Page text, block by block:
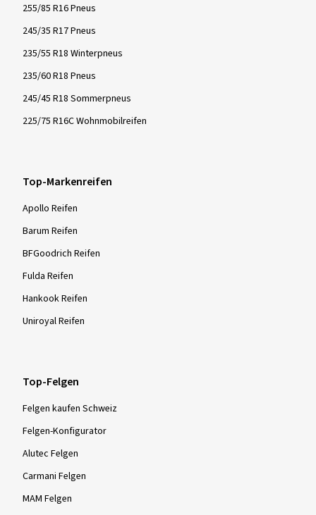
255/85 R16 Pneus
245/35 R17 Pneus
235/55 R18 Winterpneus
235/60 R18 Pneus
245/45 R18 Sommerpneus
225/75 R16C Wohnmobilreifen
Top-Markenreifen
Apollo Reifen
Barum Reifen
BFGoodrich Reifen
Fulda Reifen
Hankook Reifen
Uniroyal Reifen
Top-Felgen
Felgen kaufen Schweiz
Felgen-Konfigurator
Alutec Felgen
Carmani Felgen
MAM Felgen